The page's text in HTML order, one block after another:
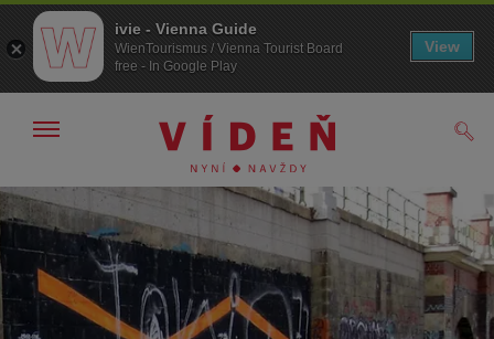
Přejít
na
procházení
Přejít
k obsahu
Zobrazit/skrýt
ivie - Vienna Guide
WienTourismus / Vienna Tourist Board
free - In Google Play
View